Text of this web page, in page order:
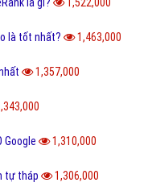
là tốt nhất? 1,463,000
1,357,000
Google 1,310,000
tự tháp 1,306,000